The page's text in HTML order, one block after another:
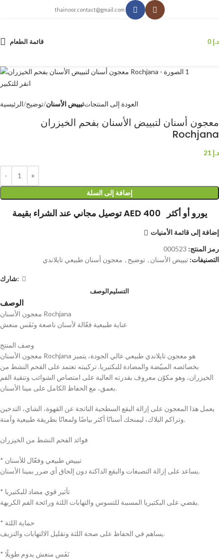
thainoor.contact@gmail.com
قائمة الطعام د.إ
انقر للتكبير
الرئيسية توضيح تبييض الأسنانالعودة إلى المنتجات
معجون أسنان لتبييض الأسنان بفحم الخيزران
Rochjana
د.إ
إضافة إلى السلة
توصيل مجاني عند الشراء بقيمة AED 400 يورو أو أكثر
إضافة إلى قائمة الأمنيات
رمز المنتج: 000523
التصنيفات: تبييض الأسنان , توضيح , معجون أسنان طبيعي تايلاندي
شارك:
الوصفالتسليم
الوصف
معجون الأسنان Rochjana
عناية طبيعية فعّالة لأسنان ناصعة ونَفَس منعش
وصف المنتج
معجون الأسنان Rochjana هو معجون تايلاندي طبيعي عالي الجودة، يتميز
بخصائصه المبيّضة والمضادة للبكتيريا. تركيبته تعتمد على الفحم النشط من
الخيزران، وهو مكوّن معروف بقدرته العالية على امتصاص الشوائب وتنقية الفم
بعمق، مع الحفاظ الكامل على مينا الأسنان.
يعمل هذا المعجون على إزالة البقع السطحية الناتجة عن القهوة، الشاي، التدخين
وتراكم البلاك، ليمنحك أسنانًا أكثر بياضًا ولمعانًا بطريقة طبيعية وآمنة.
فوائد الفحم النشط من الخيزران
* تبييض طبيعي وفعّال للأسنان
يساعد على إزالة التصبغات والبقع الداكنة دون إلحاق أي ضرر بمينا الأسنان.
* تأثير قوي مضاد للبكتيريا
يقضي على البكتيريا المسببة للتسوس والتهابات اللثة ورائحة الفم الكريهة.
* حماية اللثة
يساهم في الحفاظ على صحة اللثة وتقليل الالتهابات والنزيف.
* نَفَس منعش يدوم طويلًا